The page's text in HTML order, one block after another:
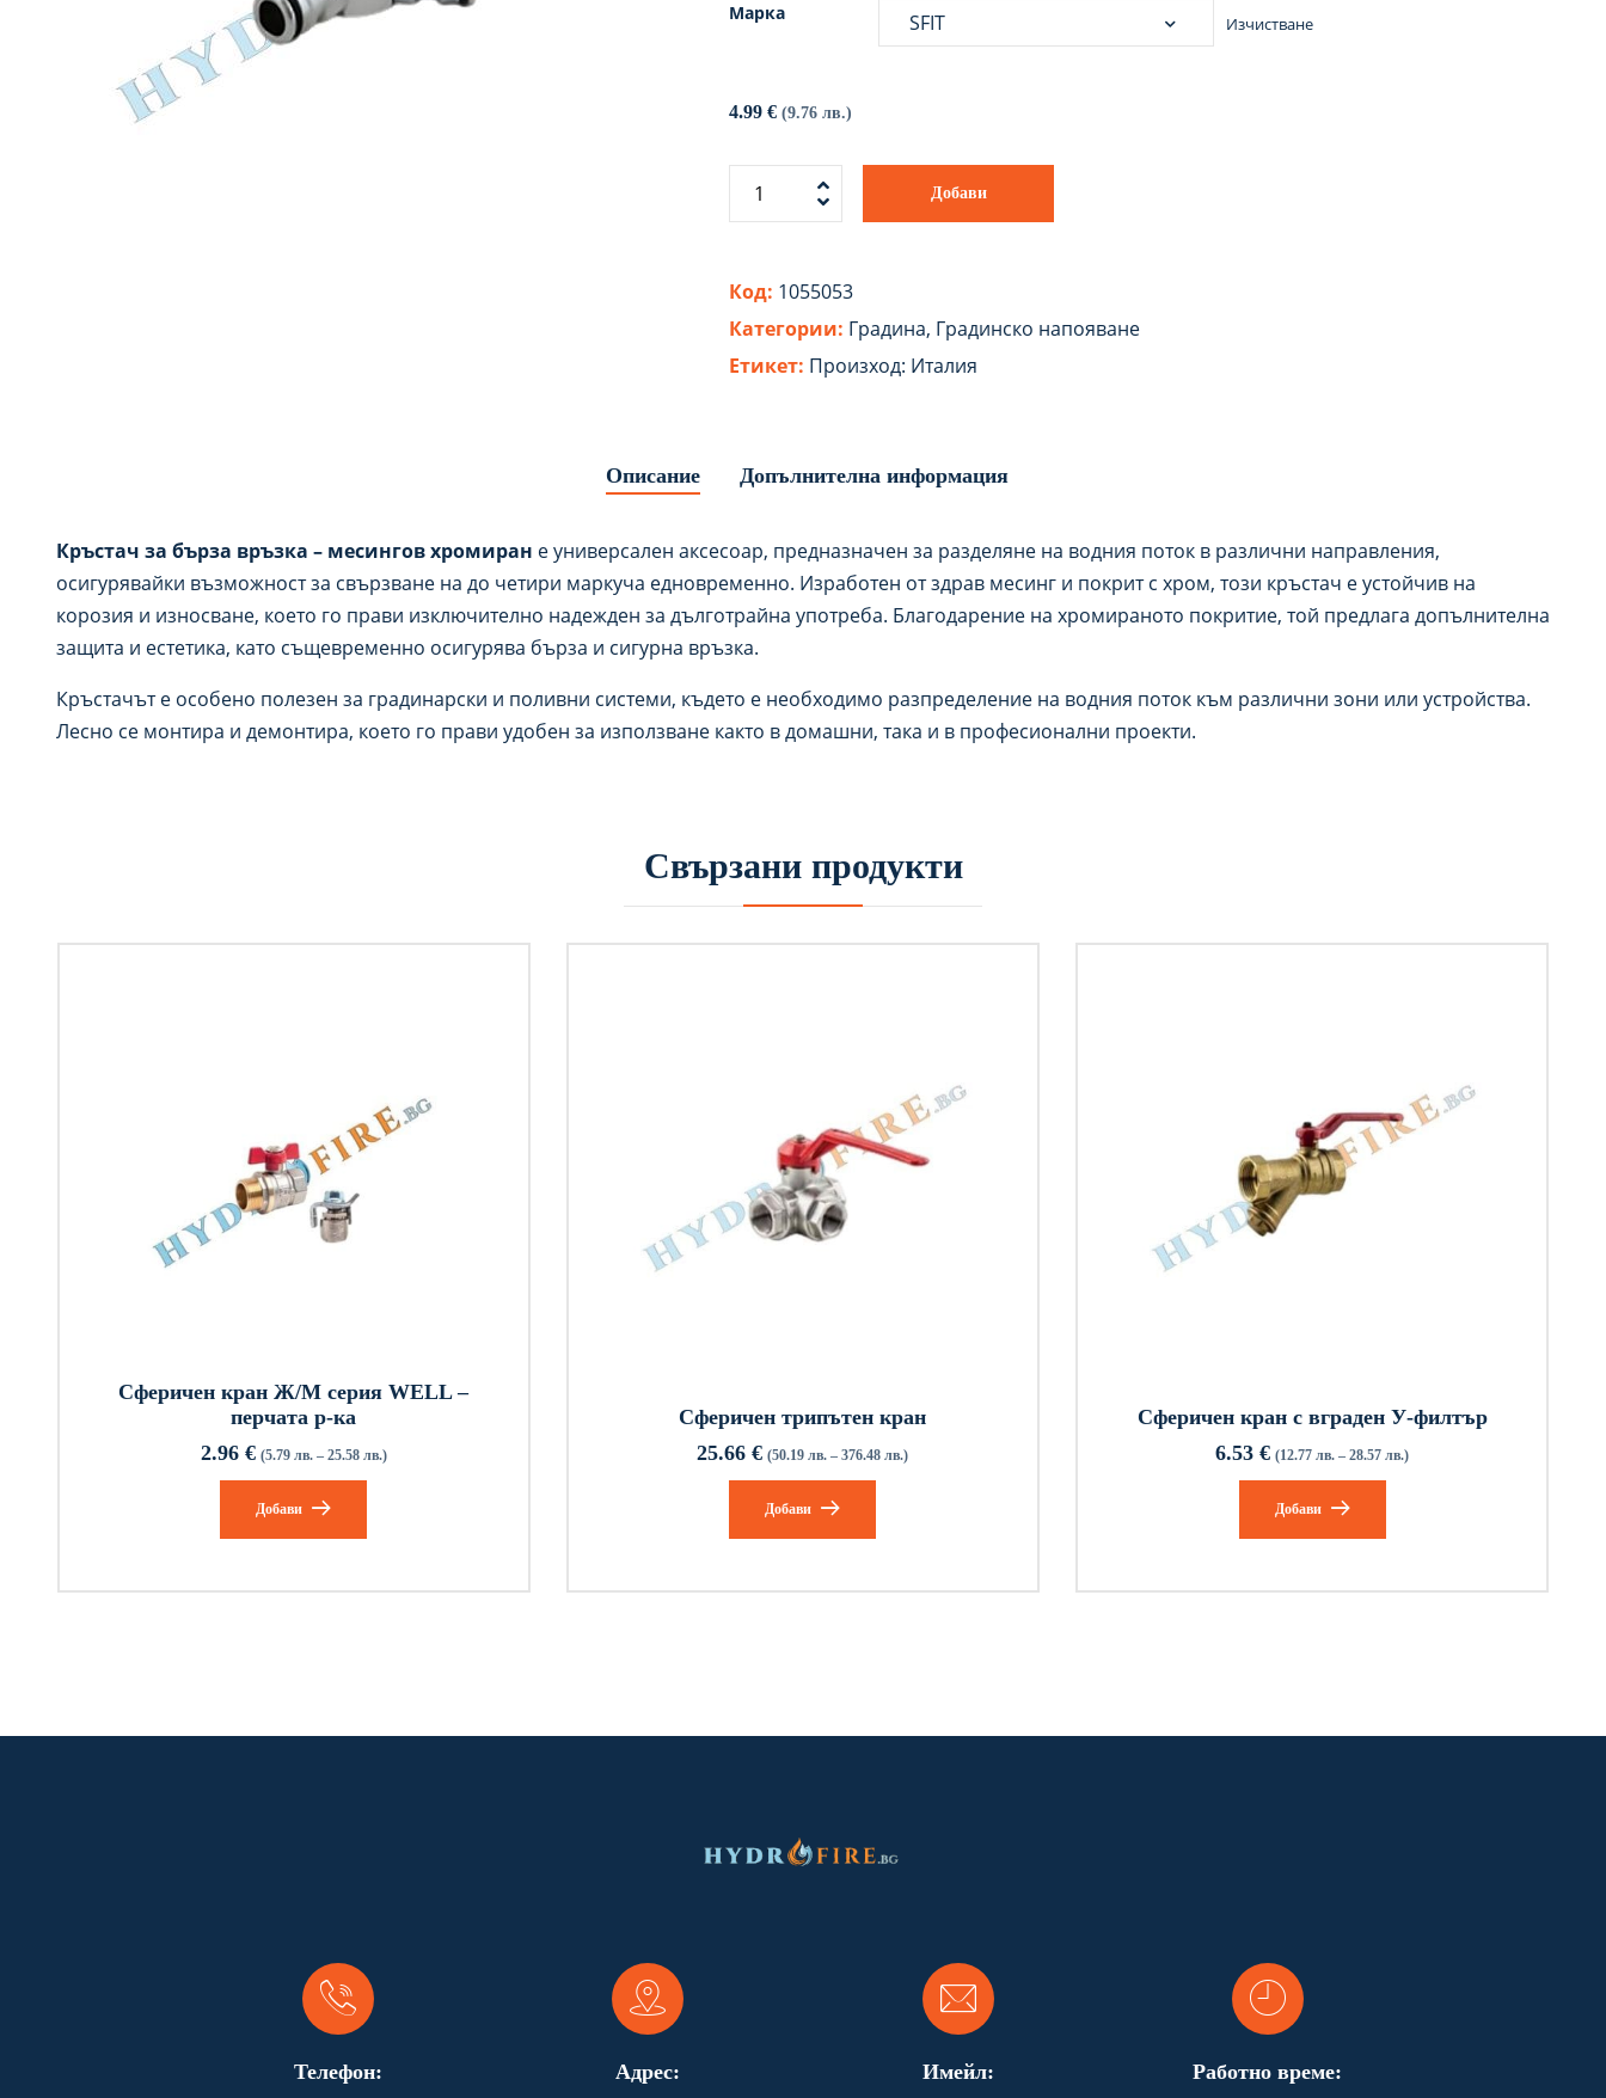
Марка Изчистване
4.99 € (9.76 лв.)
Добави
Код: 1055053
Категории: Градина, Градинско напояване
Етикет: Произход: Италия
Описание Допълнителна информация
Кръстач за бърза връзка – месингов хромиран е универсален аксесоар, предназначен за разделяне на водния поток в различни направления,
осигурявайки възможност за свързване на до четири маркуча едновременно. Изработен от здрав месинг и покрит с хром, този кръстач е устойчив на
корозия и износване, което го прави изключително надежден за дълготрайна употреба. Благодарение на хромираното покритие, той предлага допълнителна
защита и естетика, като същевременно осигурява бърза и сигурна връзка.
Кръстачът е особено полезен за градинарски и поливни системи, където е необходимо разпределение на водния поток към различни зони или устройства.
Лесно се монтира и демонтира, което го прави удобен за използване както в домашни, така и в професионални проекти.
Свързани продукти
Сферичен кран Ж/М серия WELL –
перчата р-ка
2.96 € (5.79 лв. – 25.58 лв.)
Добави
Сферичен трипътен кран
25.66€ (50.19 лв. – 376.48 лв.)
Добави
Сферичен кран с вграден У-филтър
6.53€ (12.77 лв. – 28.57 лв.)
Добави
Телефон: Адрес: Имейл: Работно време: